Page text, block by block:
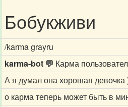
Бобукживи
/karma grayru
karma-bot 💬 Карма
А я думал она хорошая девочка
о карма теперь может быть в